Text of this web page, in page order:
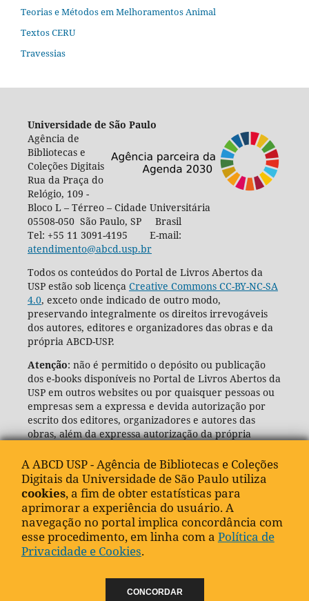
Teorias e Métodos em Melhoramentos Animal
Textos CERU
Travessias
Universidade de São Paulo
Agência de
Bibliotecas e
Coleções Digitais
Rua da Praça do
Relógio, 109 -
Bloco L – Térreo – Cidade Universitária
05508-050 São Paulo, SP Brasil
Tel: +55 11 3091-4195 E-mail:
atendimento@abcd.usp.br
Todos os conteúdos do Portal de Livros Abertos da
USP estão sob licença Creative Commons CC-BY-NC-SA
4.0, exceto onde indicado de outro modo,
preservando integralmente os direitos irrevogáveis
dos autores, editores e organizadores das obras e da
própria ABCD-USP.
Atenção: não é permitido o depósito ou publicação
dos e-books disponíveis no Portal de Livros Abertos da
USP em outros websites ou por quaisquer pessoas ou
empresas sem a expressa e devida autorização por
escrito dos editores, organizadores e autores das
obras, além da expressa autorização da própria
(ABCD-USP).
A ABCD USP - Agência de Bibliotecas e Coleções
Digitais da Universidade de São Paulo utiliza
cookies, a fim de obter estatísticas para
aprimorar a experiência do usuário. A
navegação no portal implica concordância com
esse procedimento, em linha com a Política de
Privacidade e Cookies.
CONCORDAR